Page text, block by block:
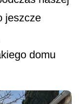
jeszcze
domu